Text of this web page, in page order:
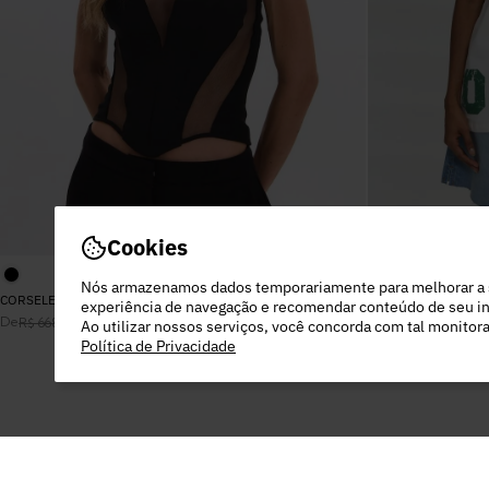
Cookies
Nós armazenamos dados temporariamente para melhorar a
experiência de navegação e recomendar conteúdo de seu
Ao utilizar nossos serviços, você concorda com tal
Política de Privacidade
CORSELET CAMILA PRETO
DeR$ 668 Por R$ 334,00 ou3x R$ 111,33 sem juros
T-SHIRT SUZIE OFF
DeR$ 478,00 PorR$